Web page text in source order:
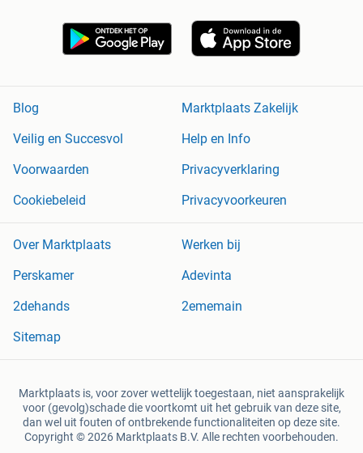
Blog
Marktplaats Zakelijk
Veilig en Succesvol
Help en Info
Voorwaarden
Privacyverklaring
Cookiebeleid
Privacyvoorkeuren
Over Marktplaats
Werken bij
Perskamer
Adevinta
2dehands
2ememain
Sitemap
Marktplaats is, voor zover wettelijk toegestaan, niet aansprakelijk
voor (gevolg)schade die voortkomt uit het gebruik van deze site,
dan wel uit fouten of ontbrekende functionaliteiten op deze site.
Copyright © 2026 Marktplaats B.V. Alle rechten voorbehouden.